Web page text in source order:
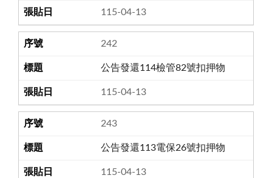
115-04-13
242
公告發還114檢管82號扣押物
115-04-13
243
公告發還113電保26號扣押物
115-04-13